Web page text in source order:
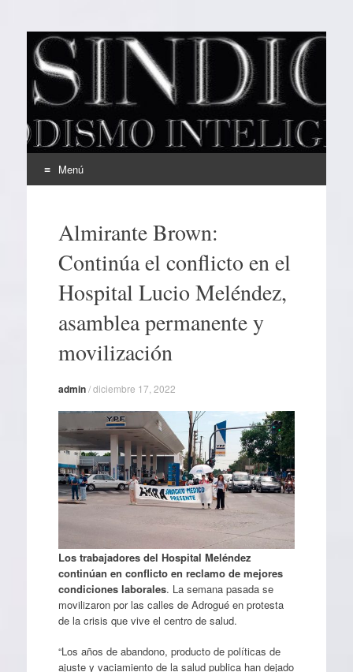
EL SINDICAL
Periodismo Inteligente
Menú
contenidoAlmirante Brown:
Continúa el conflicto en el
Hospital Lucio Meléndez,
asamblea permanente y
movilización
admin/diciembre 17, 2022
Los trabajadores del Hospital Meléndez
continúan en conflicto en reclamo de mejores
condiciones laborales. La semana pasada se
movilizaron por las calles de Adrogué en protesta
de la crisis que vive el centro de salud.
“Los años de abandono, producto de políticas de
ajuste y vaciamiento de la salud publica han dejado